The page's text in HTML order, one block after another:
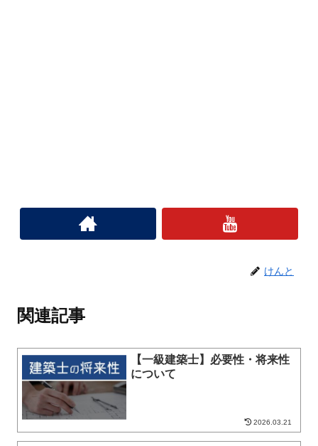
けんと
関連記事
【一級建築士】必要性・将来性
について
2026.03.21